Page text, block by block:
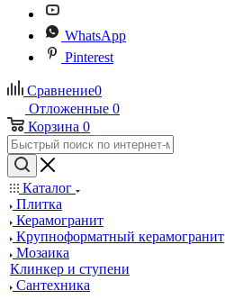
WhatsApp
Pinterest
Сравнение0
Отложенные 0
Корзина 0
Каталог
Плитка
Керамогранит
Крупноформатный керамогранит
Мозаика
Клинкер и ступени
Сантехника